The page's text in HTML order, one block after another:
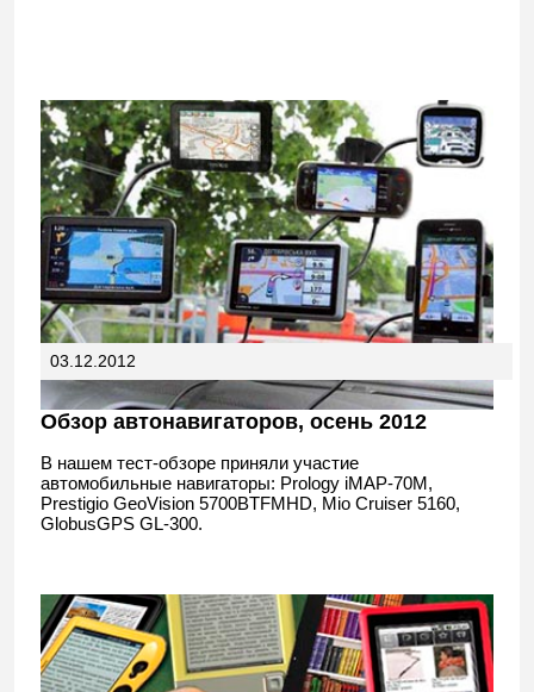
03.12.2012
Обзор автонавигаторов, осень 2012
В нашем тест-обзоре приняли участие
автомобильные навигаторы: Prology iMAP-70M,
Prestigio GeoVision 5700BTFMHD, Mio Cruiser 5160,
GlobusGPS GL-300.